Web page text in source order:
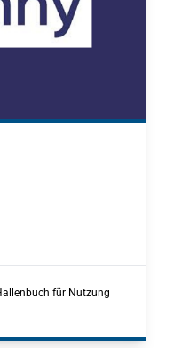
für Nutzung